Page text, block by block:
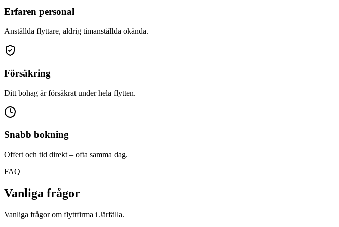
Erfaren personal
Anställda flyttare, aldrig timanställda okända.
Försäkring
Ditt bohag är försäkrat under hela flytten.
Snabb bokning
Offert och tid direkt – ofta samma dag.
FAQ
Vanliga frågor
Vanliga frågor om flyttfirma i Järfälla.